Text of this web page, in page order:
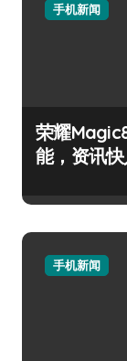
手机新闻
荣耀
能，资讯快
手机新闻